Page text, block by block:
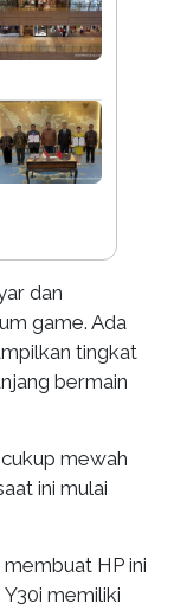
dan
game. Ada
tingkat
bermain
mewah
ini mulai
HP ini
memiliki